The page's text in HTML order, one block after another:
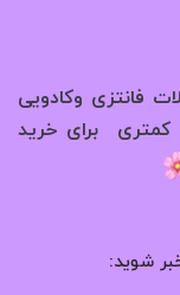
فانتزی وکادویی
برای خرید
شوید: